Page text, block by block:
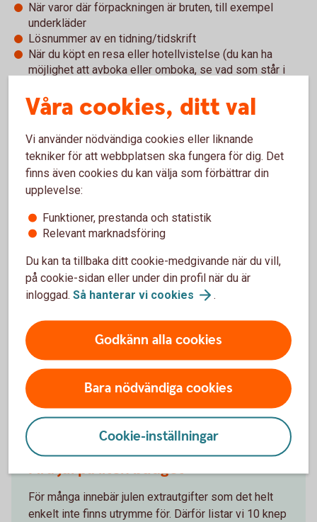
När varor där förpackningen är bruten, till exempel
underkläder
Lösnummer av en tidning/tidskrift
När du köpt en resa eller hotellvistelse (du kan ha
möjlighet att avboka eller omboka, se vad som står i
Presentkort och tillgodokvitto
Presentkort är en populär present att både ge och få. Men
det finns en del saker att tänka på och det är företaget som
säljer presentkortet som bestämmer villkoren.
Ett vanligt villkor är att du inte får byta in presentkortet mot
kontanter och att det har en begränsad giltighetstid. Så håll
koll på hur länge det gäller – presentkortet blir nämligen
värdelöst om du inte använder det i tid. Det kan även bli
värdelöst om företaget byter ägare eller går i konkurs.
Var också uppmärksam på att om du lämnar tillbaka en vara
och får ett tillgodokvitto, kan även det ha villkor som
begränsar hur och när du kan använda det.
Andra läser också
Fira jul på liten budget
För många innebär julen extrautgifter som det helt
enkelt inte finns utrymme för. Därför listar vi 10 knep
Våra cookies, ditt val
Vi använder nödvändiga cookies eller liknande
tekniker för att webbplatsen ska fungera för dig. Det
finns även cookies du kan välja som förbättrar din
upplevelse:
Funktioner, prestanda och statistik
Relevant marknadsföring
Du kan ta tillbaka ditt cookie-medgivande när du vill,
på cookie-sidan eller under din profil när du är
inloggad. Så hanterar vi cookies .
Godkänn alla cookies
Bara nödvändiga cookies
Cookie-inställningar